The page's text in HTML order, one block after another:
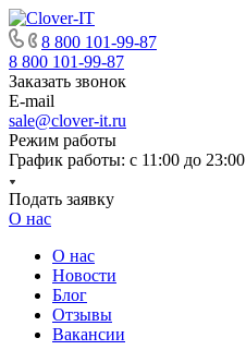
8 800 101-99-87
8 800 101-99-87
Заказать звонок
E-mail
sale@clover-it.ru
Режим работы
График работы: с 11:00 до 23:00
Подать заявку
О нас
О нас
Новости
Блог
Отзывы
Вакансии